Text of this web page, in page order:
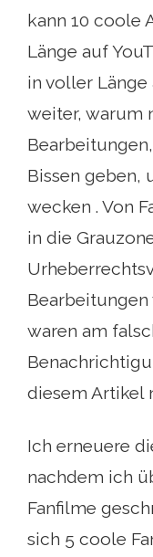
kann 10 coole
Länge auf
in voller Länge
weiter, warum
Bissen geben,
wecken . Von
in die
Bearbeitungen
waren am
diesem Artikel
Ich erneuere
nachdem ich
Fanfilme
sich 5 coole